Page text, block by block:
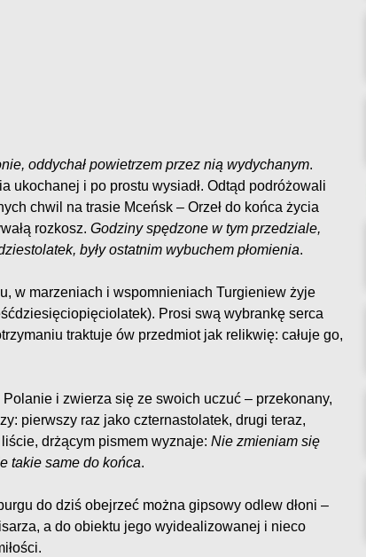
oddychał powietrzem przez nią wydychanym.
ukochanej i po prostu wysiadł. Odtąd podróżowali
chwil na trasie Mceńsk – Orzeł do końca życia
rozkosz. Godziny spędzone w tym przedziale,
były ostatnim wybuchem płomienia.
w marzeniach i wspomnieniach Turgieniew żyje
Prosi swą wybrankę serca
traktuje ów przedmiot jak relikwię: całuje go,
i zwierza się ze swoich uczuć – przekonany,
pierwszy raz jako czternastolatek, drugi teraz,
drżącym pismem wyznaje: Nie zmieniam się
takie same do końca.
do dziś obejrzeć można gipsowy odlew dłoni –
a do obiektu jego wyidealizowanej i nieco